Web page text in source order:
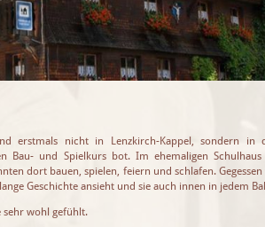
erstmals nicht in Lenzkirch-Kappel, sondern in
Bau- und Spielkurs bot. Im ehemaligen
dort bauen, spielen, feiern und schlafen.
Geschichte ansieht und sie auch innen in jedem
sehr wohl gefühlt.